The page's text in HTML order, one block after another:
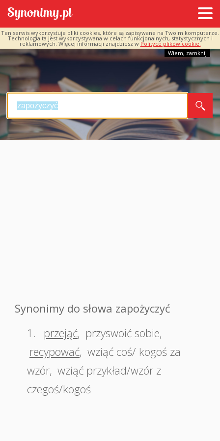
Ten serwis wykorzystuje pliki cookies, które są zapisywane na Twoim komputerze.
Technologia ta jest wykorzystywana w celach funkcjonalnych, statystycznych i
reklamowych. Więcej informacji znajdziesz w Polityce plików cookie.
Wiem, zamknij
Synonimy do słowa zapożyczyć
1.
przejąć, przyswoić sobie,
recypować, wziąć coś/ kogoś za
wzór, wziąć przykład/wzór z
czegoś/kogoś